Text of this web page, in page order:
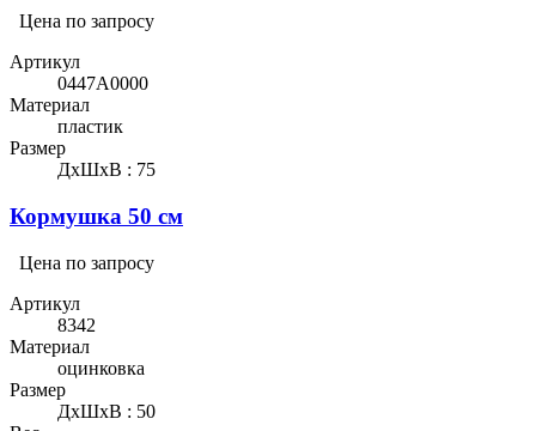
Цена по запросу
Артикул
0447A0000
Материал
пластик
Размер
ДхШхВ : 75
Кормушка 50 см
Цена по запросу
Артикул
8342
Материал
оцинковка
Размер
ДхШхВ : 50